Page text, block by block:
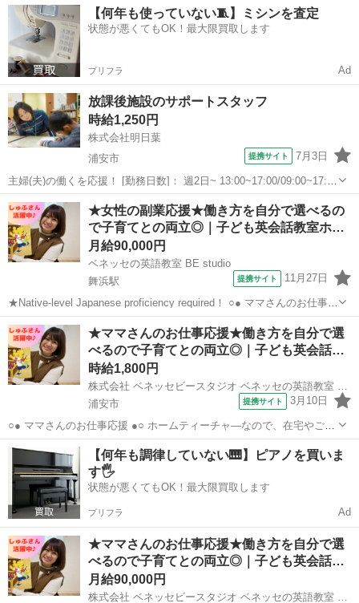
庭の都合に応じて、週1日～開校日なども調整...
千葉 浦安市 舞浜駅
【何年も使っていない🧵】ミシンを査定
状態が悪くてもOK！最大限買取します
プリフラ Ad
放課後施設のサポートスタッフ
時給1,250円
株式会社明日葉
浦安市
提携サイト 7月3日
主婦(夫)の働くを応援！ [勤務日数]： 週2日~ 13:00~17:00/09:00~17:00
[勤務地・最寄駅]： 千葉県浦安市美浜5-12-1 浦安市美浜北放課後うら
っこクラブ 新浦安駅徒歩5分 [職種名]：...
千葉 浦安市 その他
★女性の副業応援★働き方を自分で選べるの
で子育てとの両立◎｜子ども英会話教室ホ…
月給90,000円
ベネッセの英語教室 BE studio
舞浜駅
提携サイト 11月27日
★Native-level Japanese proficiency required！ ○● ママさんのお仕事応
援 ●○ ホームティーチャ—なので、在宅やご自宅近くでの勤務！ ご家
庭の都合に応じて、週1日～開校日なども調整...
千葉 浦安市 舞浜駅 その他
★ママさんのお仕事応援★働き方を自分で選
べるので子育てとの両立◎｜子ども英会話…
時給1,800円
浦安市
提携サイト 3月10日
○● ママさんのお仕事応援 ●○ ホームティーチャ—なので、在宅やご自
宅近くでの勤務！ ご家庭の都合に応じて、週1日～開校日なども調整
可能です。 ○● 未経験からの「英語の先生」デビューも大歓迎 ●○ ・開
校以降は教室運営...
千葉 浦安市 その他
【何年も調律していない🎹】ピアノを買いま
す🖐️
状態が悪くてもOK！最大限買取します
プリフラ Ad
★ママさんのお仕事応援★働き方を自分で選
べるので子育てとの両立◎｜子ども英会話…
月給90,000円